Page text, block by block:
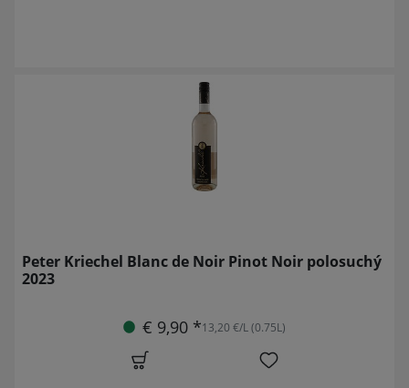
Peter Kriechel Blanc de Noir Pinot Noir polosuchý
2023
€ 9,90 *13,20 €/L (0.75L)